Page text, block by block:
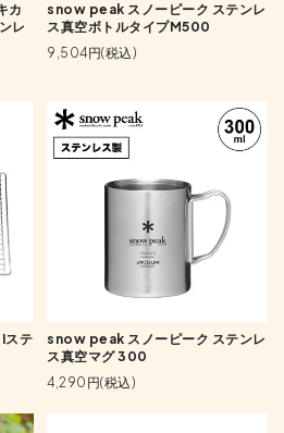
カ
レ
snow peak スノーピーク ステンレ
ス真空ボトルタイプM500
9,504円(税込)
ステ
snow peak スノーピーク ステンレ
ス真空マグ 300
4,290円(税込)